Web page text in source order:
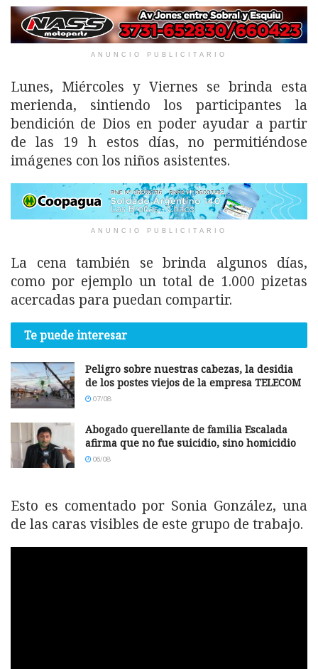
ANUNCIO PUBLICITARIO
Lunes, Miércoles y Viernes se brinda esta
merienda, sintiendo los participantes la
bendición de Dios en poder ayudar a partir
de las 19 h estos días, no permitiéndose
imágenes con los niños asistentes.
ANUNCIO PUBLICITARIO
La cena también se brinda algunos días,
como por ejemplo un total de 1.000 pizetas
acercadas para puedan compartir.
Te puede interesar
Peligro sobre nuestras cabezas, la desidia
de los postes viejos de la empresa TELECOM
07/08
Abogado querellante de familia Escalada
afirma que no fue suicidio, sino homicidio
06/08
Esto es comentado por Sonia González, una
de las caras visibles de este grupo de trabajo.